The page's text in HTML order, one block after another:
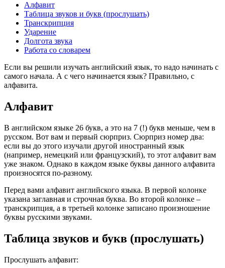
Алфавит
Таблица звуков и букв (прослушать)
Транскрипция
Ударение
Долгота звука
Работа со словарем
Если вы решили изучать английский язык, то надо начинать с
самого начала. А с чего начинается язык? Правильно, с
алфавита.
Алфавит
В английском языке 26 букв, а это на 7 (!) букв меньше, чем в
русском. Вот вам и первый сюрприз. Сюрприз номер два:
если вы до этого изучали другой иностранный язык
(например, немецкий или французский), то этот алфавит вам
уже знаком. Однако в каждом языке буквы данного алфавита
произносятся по-разному.
Перед вами алфавит английского языка. В первой колонке
указана заглавная и строчная буква. Во второй колонке –
транскрипция, а в третьей колонке записано произношение
буквы русскими звуками.
Таблица звуков и букв (прослушать)
Прослушать алфавит: